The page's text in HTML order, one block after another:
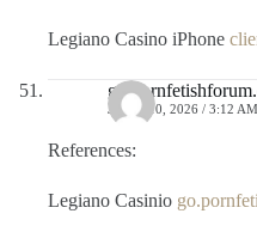
Legiano Casino iPhone
JULIO 10, 2026 / 3:12 AM
References:
Legiano Casinio